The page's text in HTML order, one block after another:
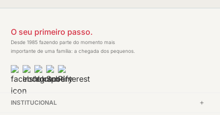
O seu primeiro passo.
Desde 1985 fazendo parte do momento mais
importante de uma família: a chegada dos pequenos.
INSTITUCIONAL